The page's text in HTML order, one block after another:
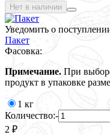
Нет в наличии
Уведомить о
Пакет
Фасовка:
Примечание. При
продукт в упаковке
1 кг
Количество:-
2 ₽